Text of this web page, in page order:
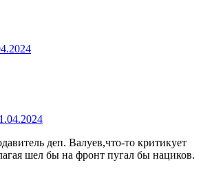
деп. Валуев,что-то критикует
шел бы на фронт пугал бы нациков.